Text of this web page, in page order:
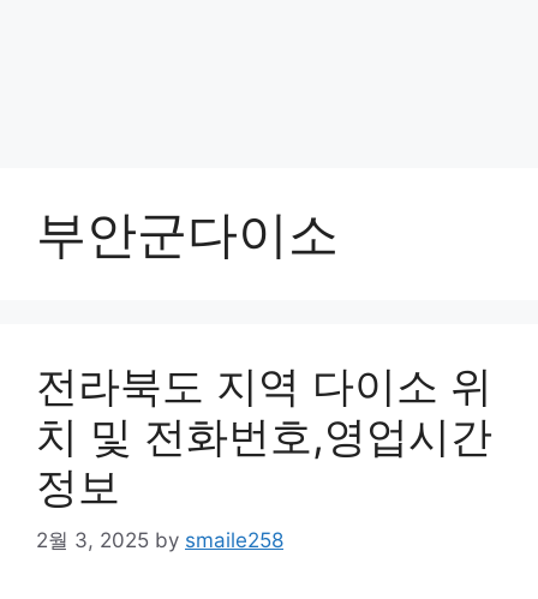
부안군다이소
전라북도 지역 다이소 위
치 및 전화번호,영업시간
정보
2월 3, 2025 by smaile258